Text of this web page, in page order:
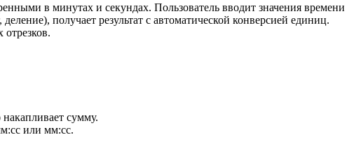
в минутах и секундах. Пользователь вводит значения времени
получает результат с автоматической конверсией единиц.
сумму.
или мм:сс.